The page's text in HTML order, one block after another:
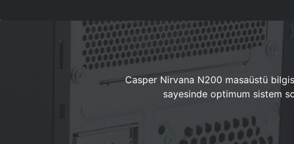
Casper Nirvana N200 masaüstü
sayesinde optimum sistem